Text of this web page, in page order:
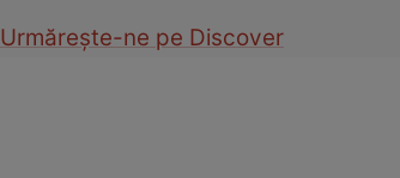
Urmărește-ne pe Discover